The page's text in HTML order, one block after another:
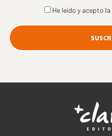
He leído y acepto la